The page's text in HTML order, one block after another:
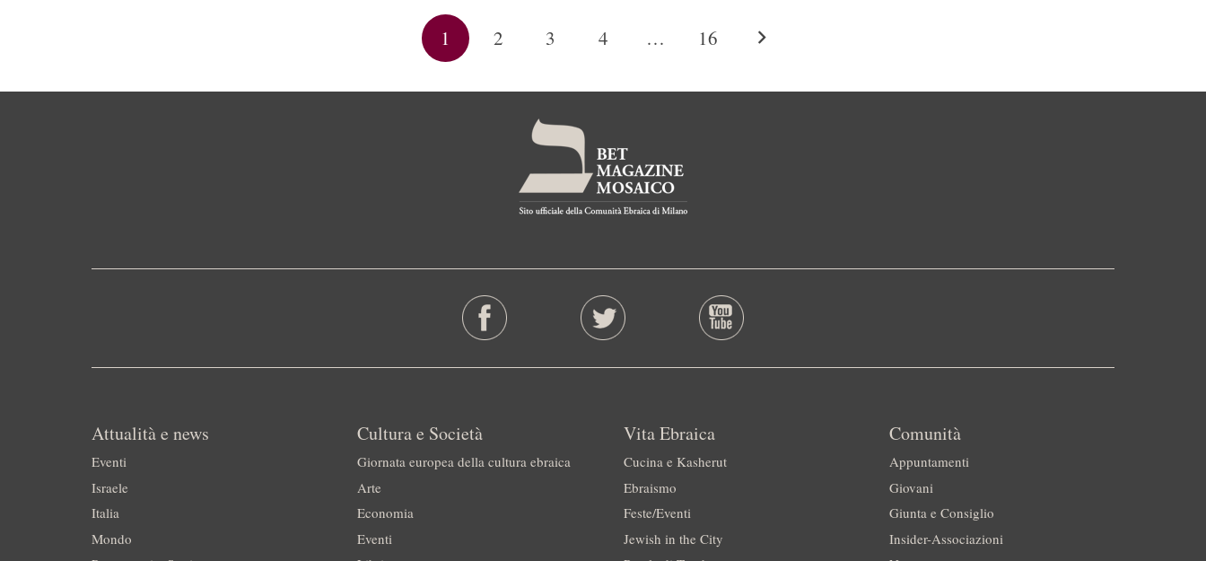
1 2 3 4 … 16
Attualità e news
Eventi
Israele
Italia
Mondo
Cultura e Società
Giornata europea della cultura ebraica
Arte
Economia
Eventi
Vita Ebraica
Cucina e Kasherut
Ebraismo
Feste/Eventi
Jewish in the City
Comunità
Appuntamenti
Giovani
Giunta e Consiglio
Insider-Associazioni